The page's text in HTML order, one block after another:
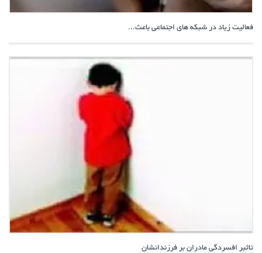
فعالیت زیاد در شبکه های اجتماعی باعث...
تاثیر افسردگی مادران بر فرزندانشان